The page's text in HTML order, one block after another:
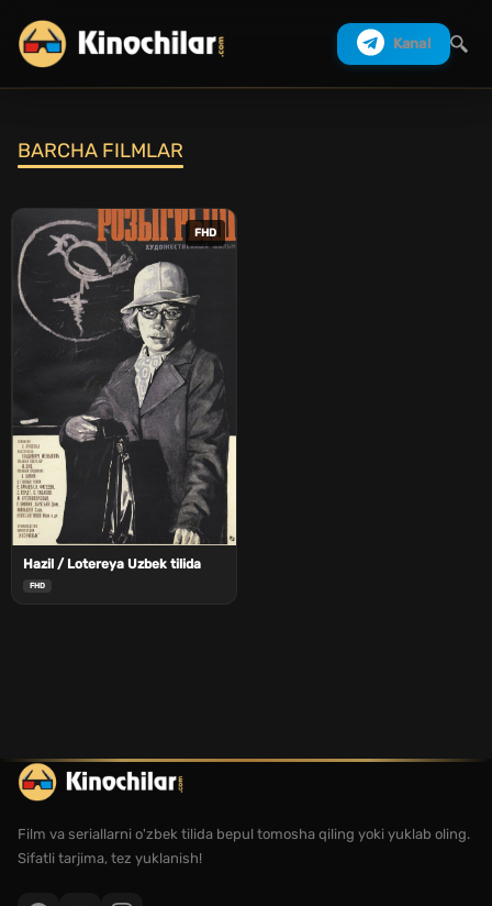
Kanal
BARCHA FILMLAR
FHD
Hazil / Lotereya Uzbek tilida
FHD
Film va seriallarni o'zbek tilida bepul tomosha qiling yoki yuklab oling.
Sifatli tarjima, tez yuklanish!